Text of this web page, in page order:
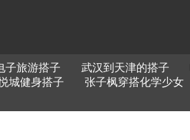
子旅游搭子 武汉到天津的搭子
城健身搭子 张子枫穿搭化学少女